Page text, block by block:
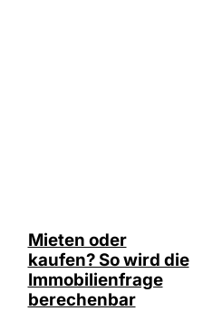
Mieten oder
kaufen? So wird die
Immobilienfrage
berechenbar